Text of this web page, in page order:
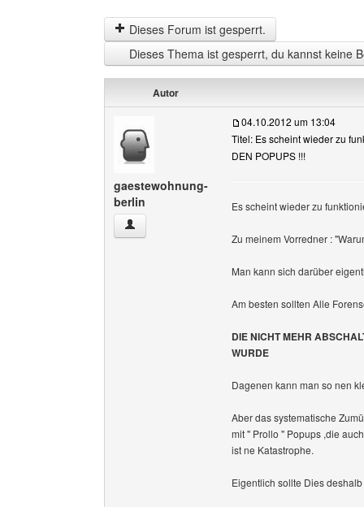
Dieses Forum ist gesperrt.
Dieses Thema ist gesperrt, du kannst keine
Autor
gaestewohnung-
berlin
gaestewohnung-berlin Benutzer-Profile
04.10.2012 um 13:04
Titel: Es scheint wieder zu
DEN POPUPS !!!
Es scheint wieder zu
Zu meinem Vorredner :
Man kann sich darüber
Am besten sollten Alle
DIE NICHT MEHR
WURDE
Dagenen kann man so nen
Aber das systematische
mit " Prollo " Popups ,die
ist ne Katastrophe.
Eigentlich sollte Dies